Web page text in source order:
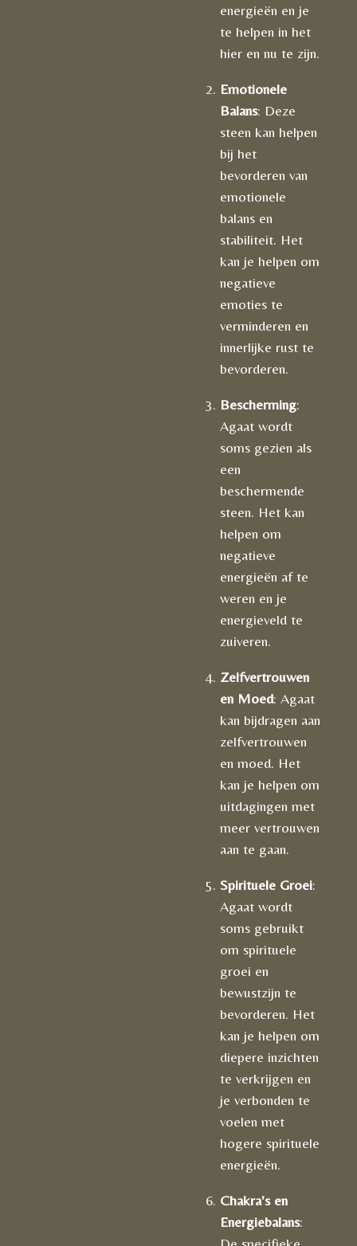
energieën en je
te helpen in het
hier en nu te zijn.
Emotionele
Balans: Deze
steen kan helpen
bij het
bevorderen van
emotionele
balans en
stabiliteit. Het
kan je helpen om
negatieve
emoties te
verminderen en
innerlijke rust te
bevorderen.
Bescherming:
Agaat wordt
soms gezien als
een
beschermende
steen. Het kan
helpen om
negatieve
energieën af te
weren en je
energieveld te
zuiveren.
Zelfvertrouwen
en Moed: Agaat
kan bijdragen aan
zelfvertrouwen
en moed. Het
kan je helpen om
uitdagingen met
meer vertrouwen
aan te gaan.
Spirituele Groei:
Agaat wordt
soms gebruikt
om spirituele
groei en
bewustzijn te
bevorderen. Het
kan je helpen om
diepere inzichten
te verkrijgen en
je verbonden te
voelen met
hogere spirituele
energieën.
Chakra's en
Energiebalans: